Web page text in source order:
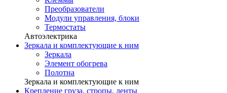
Преобразователи
Модули управления, блоки
Термостаты
Автоэлектрика
Зеркала и комплектующие к ним
Зеркала
Элемент обогрева
Полотна
Зеркала и комплектующие к ним
Крепление груза, стропы, ленты